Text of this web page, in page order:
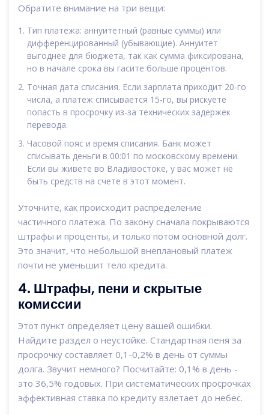
Обратите внимание на три вещи:
Тип платежа: аннуитетный (равные суммы) или
дифференцированный (убывающие). Аннуитет
выгоднее для бюджета, так как сумма фиксирована,
но в начале срока вы гасите больше процентов.
Точная дата списания. Если зарплата приходит 20-го
числа, а платеж списывается 15-го, вы рискуете
попасть в просрочку из-за технических задержек
перевода.
Часовой пояс и время списания. Банк может
списывать деньги в 00:01 по московскому времени.
Если вы живете во Владивостоке, у вас может не
быть средств на счете в этот момент.
Уточните, как происходит распределение
частичного платежа. По закону сначала покрываются
штрафы и проценты, и только потом основной долг.
Это значит, что небольшой внеплановый платеж
почти не уменьшит тело кредита.
4. Штрафы, пени и скрытые
комиссии
Этот пункт определяет цену вашей ошибки.
Найдите раздел о неустойке. Стандартная пеня за
просрочку составляет 0,1-0,2% в день от суммы
долга. Звучит немного? Посчитайте: 0,1% в день -
это 36,5% годовых. При систематических просрочках
эффективная ставка по кредиту взлетает до небес.